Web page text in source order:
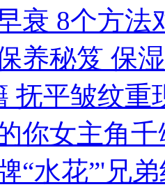
衰 8个方法
养秘笈 保
抚平皱纹重
你女主角
“水花”'兄